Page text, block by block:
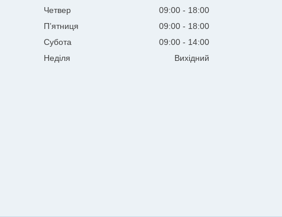
Четвер
09:00
18:00
Пʼятниця
09:00
18:00
Субота
09:00
14:00
Неділя
Вихідний